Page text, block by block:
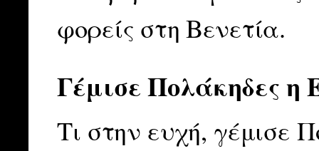
φορείς στη Βενετία.
Γέμισε Πολάκηδες η
Τι στην ευχή, γέμισε